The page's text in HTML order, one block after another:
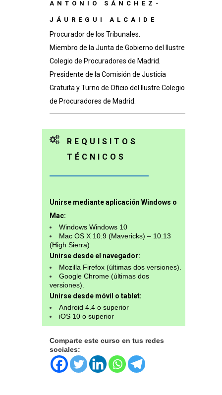
ANTONIO SÁNCHEZ-
JÁUREGUI ALCAIDE
Procurador de los Tribunales.
Miembro de la Junta de Gobierno del Ilustre
Colegio de Procuradores de Madrid.
Presidente de la Comisión de Justicia
Gratuita y Turno de Oficio del Ilustre Colegio
de Procuradores de Madrid.
REQUISITOS
TÉCNICOS
Unirse mediante aplicación Windows o
Mac:
Windows Windows 10
Mac OS X 10.9 (Mavericks) – 10.13
(High Sierra)
Unirse desde el navegador:
Mozilla Firefox (últimas dos versiones).
Google Chrome (últimas dos
versiones).
Unirse desde móvil o tablet:
Android 4.4 o superior
iOS 10 o superior
Comparte este curso en tus redes
sociales: